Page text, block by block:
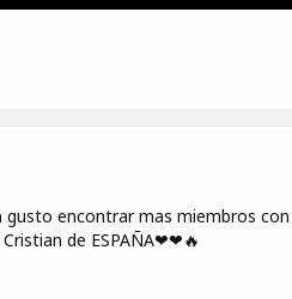
encontrar mas miembros
de ESPAÑA❤❤🔥